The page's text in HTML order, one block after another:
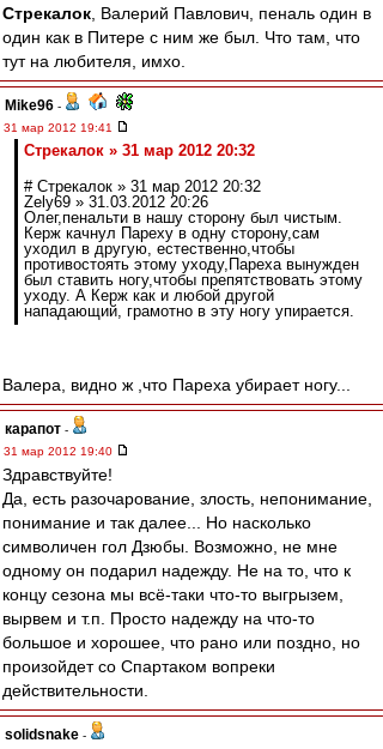
Стрекалок , Валерий Павлович, пеналь один в
один как в Питере с ним же был. Что там, что
тут на любителя, имхо.
Mike96 -
31 мар 2012 19:41
Стрекалок » 31 мар 2012 20:32
# Стрекалок » 31 мар 2012 20:32
Zely69 » 31.03.2012 20:26
Олег,пенальти в нашу сторону был чистым.
Керж качнул Пареху в одну сторону,сам
уходил в другую, естественно,чтобы
противостоять этому уходу,Пареха вынужден
был ставить ногу,чтобы препятствовать этому
уходу. А Керж как и любой другой
нападающий, грамотно в эту ногу упирается.
Валера, видно ж ,что Пареха убирает ногу...
карапот -
31 мар 2012 19:40
Здравствуйте!
Да, есть разочарование, злость, непонимание,
понимание и так далее... Но насколько
символичен гол Дзюбы. Возможно, не мне
одному он подарил надежду. Не на то, что к
концу сезона мы всё-таки что-то выгрызем,
вырвем и т.п. Просто надежду на что-то
большое и хорошее, что рано или поздно, но
произойдет со Спартаком вопреки
действительности.
solidsnake -